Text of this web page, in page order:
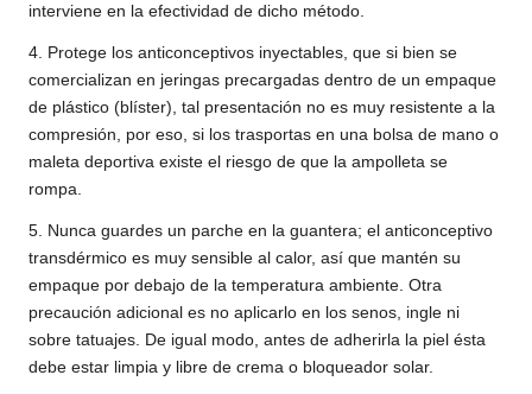
interviene en la efectividad de dicho método.
4. Protege los anticonceptivos inyectables, que si bien se
comercializan en jeringas precargadas dentro de un empaque
de plástico (blíster), tal presentación no es muy resistente a la
compresión, por eso, si los trasportas en una bolsa de mano o
maleta deportiva existe el riesgo de que la ampolleta se
rompa.
5. Nunca guardes un parche en la guantera; el anticonceptivo
transdérmico es muy sensible al calor, así que mantén su
empaque por debajo de la temperatura ambiente. Otra
precaución adicional es no aplicarlo en los senos, ingle ni
sobre tatuajes. De igual modo, antes de adherirla la piel ésta
debe estar limpia y libre de crema o bloqueador solar.